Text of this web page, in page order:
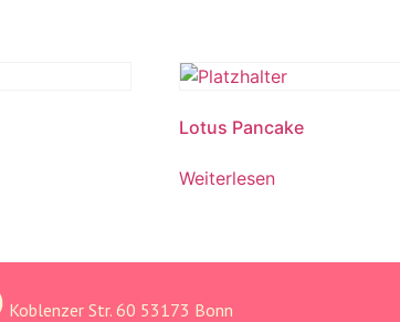
Lotus Pancake
Weiterlesen
Koblenzer Str. 60 53173 Bonn